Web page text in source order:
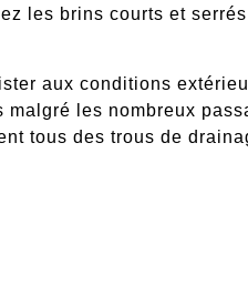
les brins courts et
aux conditions
les nombreux
tous des trous de